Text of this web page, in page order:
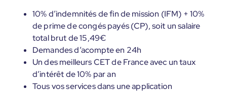
10% d’indemnités de fin de mission (IFM) + 10%
de prime de congés payés (CP), soit un salaire
total brut de 15,49€
Demandes d’acompte en 24h
Un des meilleurs CET de France avec un taux
d’intérêt de 10% par an
Tous vos services dans une application